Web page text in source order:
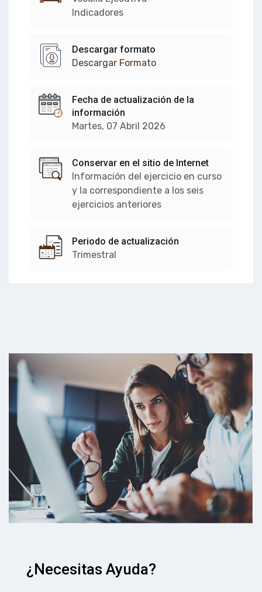
Indicadores
Descargar formato
Descargar Formato
Fecha de actualización de la
información
Martes, 07 Abril 2026
Conservar en el sitio de Internet
Información del ejercicio en curso
y la correspondiente a los seis
ejercicios anteriores
Periodo de actualización
Trimestral
¿Necesitas Ayuda?